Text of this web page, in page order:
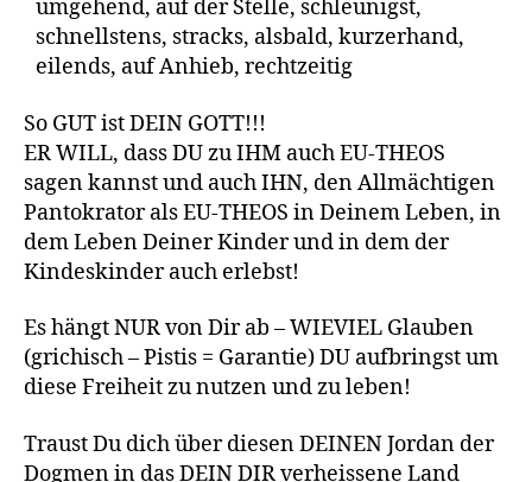
umgehend, auf der Stelle, schleunigst,
schnellstens, stracks, alsbald, kurzerhand,
eilends, auf Anhieb, rechtzeitig
So GUT ist DEIN GOTT!!!
ER WILL, dass DU zu IHM auch EU-THEOS
sagen kannst und auch IHN, den Allmächtigen
Pantokrator als EU-THEOS in Deinem Leben, in
dem Leben Deiner Kinder und in dem der
Kindeskinder auch erlebst!
Es hängt NUR von Dir ab – WIEVIEL Glauben
(grichisch – Pistis = Garantie) DU aufbringst um
diese Freiheit zu nutzen und zu leben!
Traust Du dich über diesen DEINEN Jordan der
Dogmen in das DEIN DIR verheissene Land